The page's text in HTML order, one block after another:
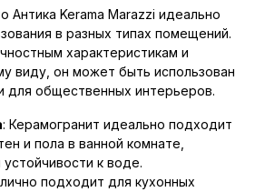
Антика Kerama Marazzi идеально
в разных типах помещений.
характеристикам и
виду, он может быть использован
для общественных интерьеров.
: Керамогранит идеально подходит
и пола в ванной комнате,
к воде.
подходит для кухонных